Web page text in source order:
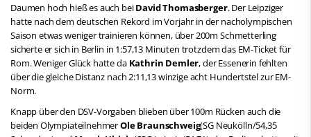
Daumen hoch hieß es auch beiDavid Thomasberger. Der Leipziger
hatte nach dem deutschen Rekord im Vorjahr in der nacholympischen
Saison etwas weniger trainieren können, über 200m Schmetterling
sicherte er sich in Berlin in 1:57,13 Minuten trotzdem das EM-Ticket für
Rom. Weniger Glück hatte da Kathrin Demler, der Essenerin fehlten
über die gleiche Distanz nach 2:11,13 winzige acht Hundertstel zur EM-
Norm.
Knapp über den DSV-Vorgaben blieben über 100m Rücken auch die
beiden OlympiateilnehmerOle Braunschweig(SG Neukölln/54,35